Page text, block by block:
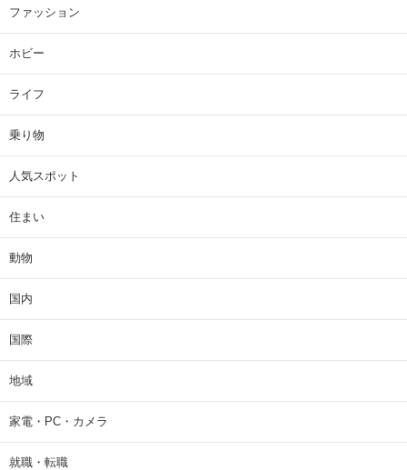
ファッション
ホビー
ライフ
乗り物
人気スポット
住まい
動物
国内
国際
地域
家電・PC・カメラ
就職・転職